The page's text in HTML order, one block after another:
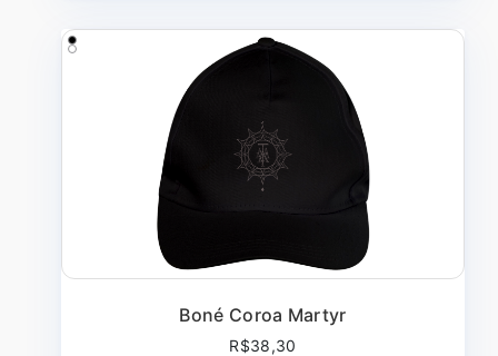
Boné Coroa Martyr
R$38,30